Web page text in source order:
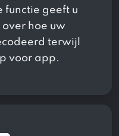
functie geeft u
hoe uw
terwijl
voor app.